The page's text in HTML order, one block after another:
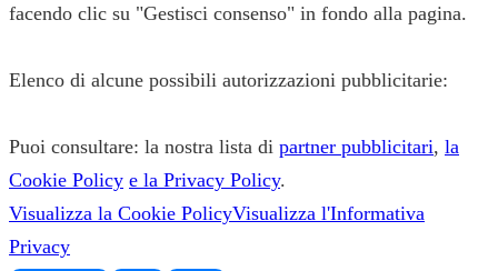
facendo clic su "Gestisci consenso" in fondo alla pagina.
Elenco di alcune possibili autorizzazioni pubblicitarie:
Puoi consultare: la nostra lista di partner pubblicitari, la
Cookie Policy e la Privacy Policy.
Visualizza la Cookie PolicyVisualizza l'Informativa
Privacy